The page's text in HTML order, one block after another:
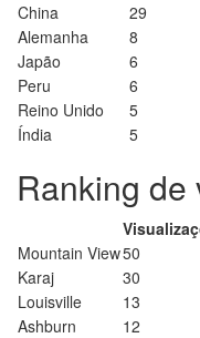
China
29
Alemanha
8
Japão
6
Peru
6
Reino Unido
5
Índia
5
Ranking de
Mountain View50
Karaj
30
Louisville
13
Ashburn
12